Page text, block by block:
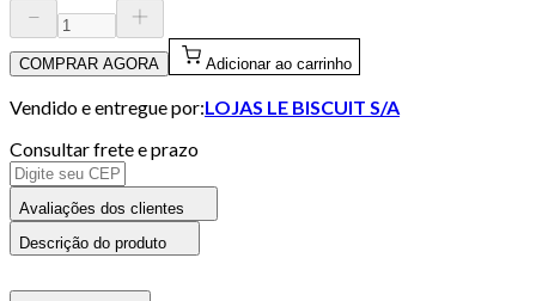
COMPRAR AGORA Adicionar ao carrinho
Vendido e entregue por:LOJAS LE BISCUIT S/A
Consultar frete e prazo
Avaliações dos clientes
Descrição do produto